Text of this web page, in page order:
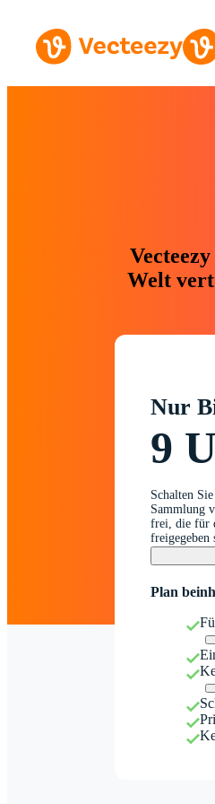
Welt
Nur
9
Schalten
Sammlung
frei, die für
freigegeben
Plan